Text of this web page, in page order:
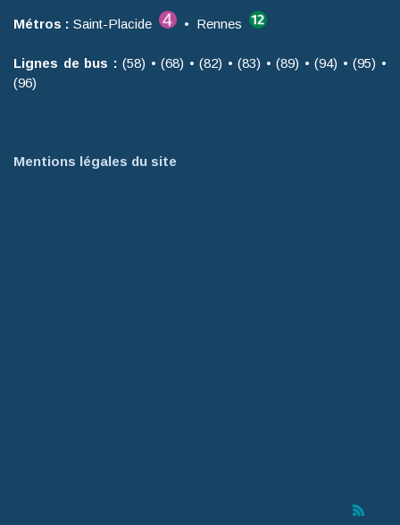
Métros : Saint-Placide • Rennes
Lignes de bus : (58) • (68) • (82) • (83) • (89) • (94) • (95) •
(96)
Mentions légales du site